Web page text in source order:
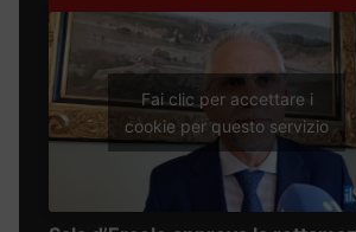
Fai clic per accettare i
cookie per questo servizio